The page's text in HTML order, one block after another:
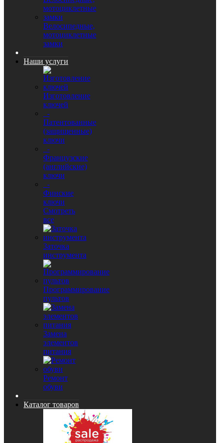
Велосипедные,
мотоциклетные
замки
Наши услуги
Изготовление
ключей
-
Патентованные
(защищенные)
ключи
-
Французские
(английские)
ключи
-
Финские
ключи
Смотреть
все
Заточка
инструмента
Программирование
пультов
Замена
элементов
питания
Ремонт
обуви
Каталог товаров